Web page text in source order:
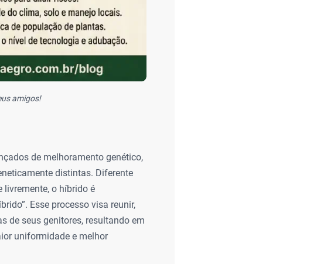
amigos!
de melhoramento genético,
distintas. Diferente
livremente, o híbrido é
Esse processo visa reunir,
de seus genitores, resultando em
uniformidade e melhor